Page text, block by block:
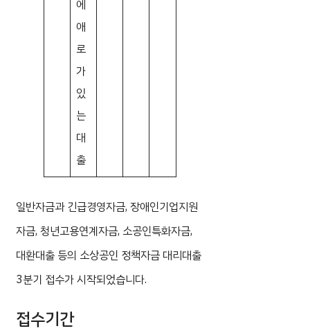
에
애
로
가
있
는
대
출
일반자금과 긴급경영자금, 장애인기업지원
자금, 청년고용연계자금, 소공인특화자금,
대환대출 등의 소상공인 정책자금 대리대출
3분기 접수가 시작되었습니다.
접수기간